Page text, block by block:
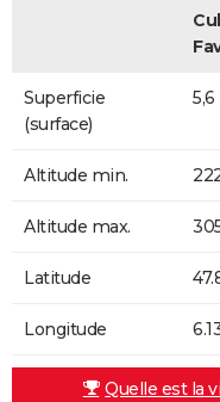
Superficie
(surface)
Altitude min.
Altitude max.
Latitude
Longitude
Quelle est la